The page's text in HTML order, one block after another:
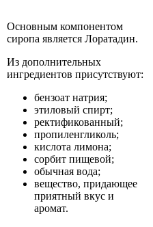
Основным компонентом
сиропа является Лоратадин.
Из дополнительных
ингредиентов присутствуют:
бензоат натрия;
этиловый спирт;
ректификованный;
пропиленгликоль;
кислота лимона;
сорбит пищевой;
обычная вода;
вещество, придающее
приятный вкус и
аромат.